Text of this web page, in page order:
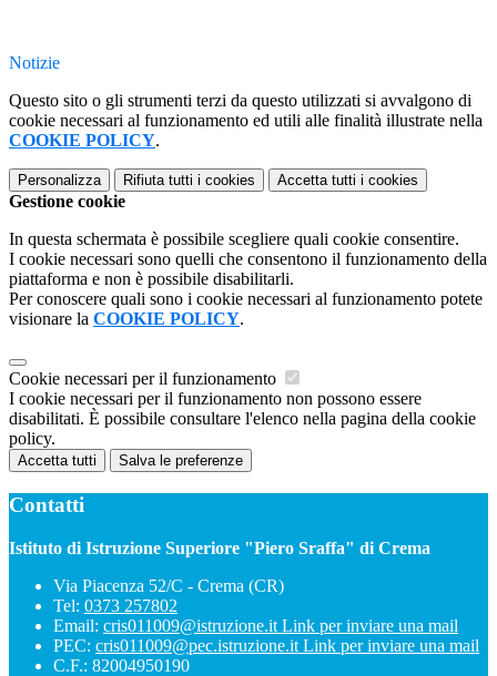
Notizie
Questo sito o gli strumenti terzi da questo utilizzati si avvalgono di
cookie necessari al funzionamento ed utili alle finalità illustrate nella
COOKIE POLICY.
Personalizza Rifiuta tutti i cookies Accetta tutti i cookies
Gestione cookie
In questa schermata è possibile scegliere quali cookie consentire.
I cookie necessari sono quelli che consentono il funzionamento della
piattaforma e non è possibile disabilitarli.
Per conoscere quali sono i cookie necessari al funzionamento potete
visionare la COOKIE POLICY.
Cookie necessari per il funzionamento
I cookie necessari per il funzionamento non possono essere
disabilitati. È possibile consultare l'elenco nella pagina della cookie
policy.
Accetta tutti Salva le preferenze
Contatti
Istituto di Istruzione Superiore "Piero Sraffa" di Crema
Via Piacenza 52/C - Crema (CR)
Tel: 0373 257802
Email: cris011009@istruzione.it Link per inviare una mail
PEC: cris011009@pec.istruzione.it Link per inviare una mail
C.F.: 82004950190